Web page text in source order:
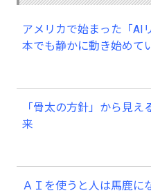
アメリカで始まった「AI
本でも静かに動き始めて
業経営者が今、見直すべ
「骨太の方針」から見え
来
ＡＩを使うと人は馬鹿に